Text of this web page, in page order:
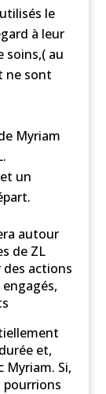
le
à leur
soins,( au
ne sont
Myriam
un
autour
de ZL
des actions
et,
Myriam. Si,
pourrions